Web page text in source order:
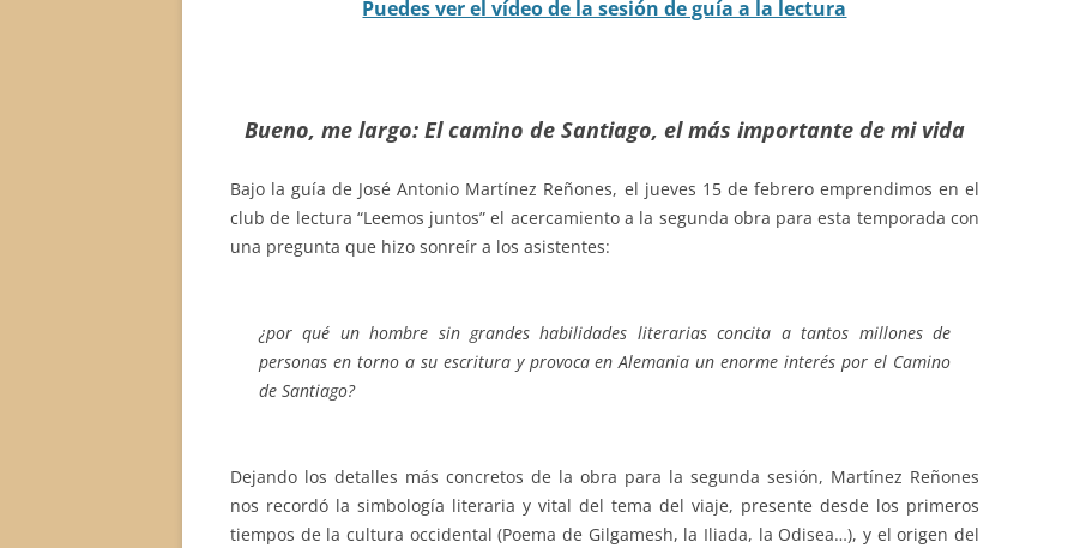
Puedes ver el vídeo de la sesión de guía a la lectura
Bueno, me largo: El camino de Santiago, el más importante de mi vida
Bajo la guía de José Antonio Martínez Reñones, el jueves 15 de febrero emprendimos en el
club de lectura “Leemos juntos” el acercamiento a la segunda obra para esta temporada con
una pregunta que hizo sonreír a los asistentes:
¿por qué un hombre sin grandes habilidades literarias concita a tantos millones de
personas en torno a su escritura y provoca en Alemania un enorme interés por el Camino
de Santiago?
Dejando los detalles más concretos de la obra para la segunda sesión, Martínez Reñones
nos recordó la simbología literaria y vital del tema del viaje, presente desde los primeros
tiempos de la cultura occidental (Poema de Gilgamesh, la Iliada, la Odisea…), y el origen del